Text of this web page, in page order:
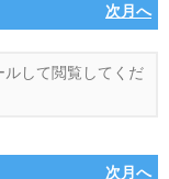
次月へ
次月へ